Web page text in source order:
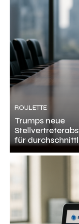
ROULETTE
Trumps neue
für